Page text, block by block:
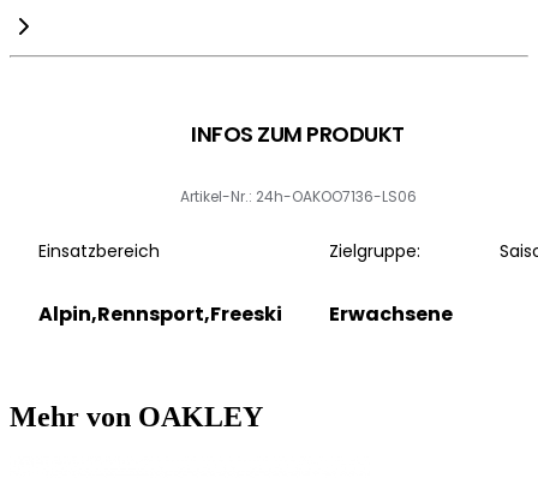
INFOS ZUM PRODUKT
Artikel-Nr.: 24h-OAKOO7136-LS06
Einsatzbereich
Alpin,Rennsport,Freeski
Zielgruppe:
Erwachsene
Mehr von OAKLEY